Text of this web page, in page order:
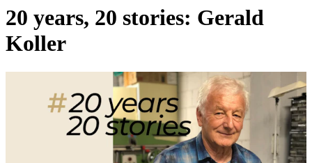
20 years, 20 stories: Gerald
Koller